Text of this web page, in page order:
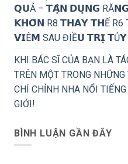
𝗤𝗨Ả – 𝗧𝗔̣̂𝗡 𝗗𝗨̣𝗡𝗚 RĂ𝗡𝗚
𝗞𝗛𝗢̂𝗡 R8 𝗧𝗛𝗔𝗬 𝗧𝗛Ế R6
𝗩𝗜Ê𝗠 SAU ĐIỀ𝗨 𝗧𝗥𝗜̣ 𝗧Ủ𝗬
KHI BÁC SĨ CỦA BẠN LÀ
TRÊN MỘT TRONG NHỮNG
CHÍ CHỈNH NHA NỔI TIẾNG
GIỚI!
BÌNH LUẬN GẦN ĐÂY